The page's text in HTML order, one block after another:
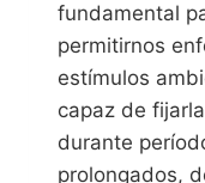
fundamental
permitirnos
estímulos
capaz de
durante
prolongados,